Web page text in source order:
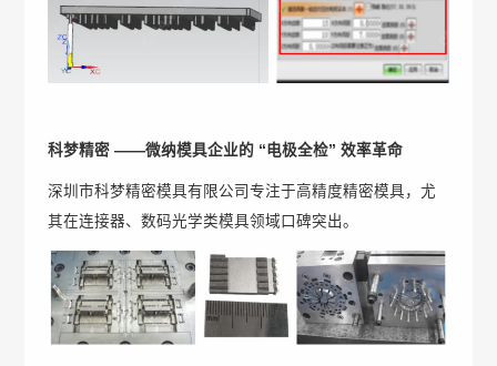
科梦精密 ——微纳模具企业的 “电极全检” 效率革命
深圳市科梦精密模具有限公司专注于高精度精密模具，尤
其在连接器、数码光学类模具领域口碑突出。